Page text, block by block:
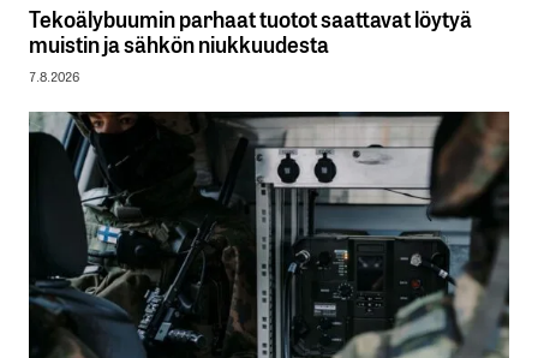
Tekoälybuumin parhaat tuotot saattavat löytyä
muistin ja sähkön niukkuudesta
7.8.2026